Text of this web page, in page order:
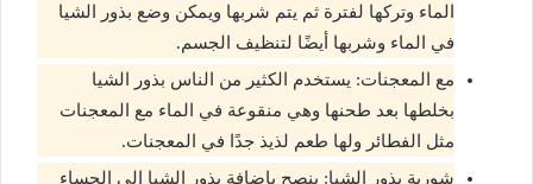
الماء وتركها لفترة ثم يتم شربها ويمكن وضع بذور الشيا
في الماء وشربها أيضًا لتنظيف الجسم.
مع المعجنات: يستخدم الكثير من الناس بذور الشيا
بخلطها بعد طحنها وهي منقوعة في الماء مع المعجنات
مثل الفطائر ولها طعم لذيذ جدًا في المعجنات.
شوربة بذور الشيا: ينصح بإضافة بذور الشيا إلى الحساء